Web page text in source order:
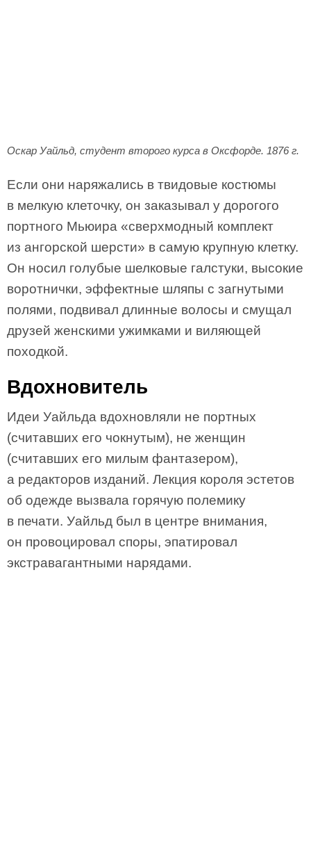
Оскар Уайльд, студент второго курса в Оксфорде. 1876 г.
Если они наряжались в твидовые костюмы
в мелкую клеточку, он заказывал у дорогого
портного Мьюира «сверхмодный комплект
из ангорской шерсти» в самую крупную клетку.
Он носил голубые шелковые галстуки, высокие
воротнички, эффектные шляпы с загнутыми
полями, подвивал длинные волосы и смущал
друзей женскими ужимками и виляющей
походкой.
Вдохновитель
Идеи Уайльда вдохновляли не портных
(считавших его чокнутым), не женщин
(считавших его милым фантазером),
а редакторов изданий. Лекция короля эстетов
об одежде вызвала горячую полемику
в печати. Уайльд был в центре внимания,
он провоцировал споры, эпатировал
экстравагантными нарядами.